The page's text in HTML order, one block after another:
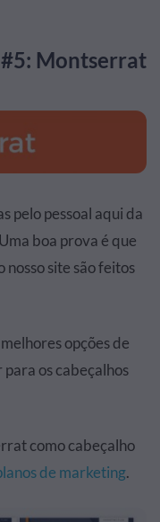
Montserrat
pelo pessoal aqui da
boa prova é que
nosso site são feitos
opções de
os cabeçalhos
como cabeçalho
de marketing.